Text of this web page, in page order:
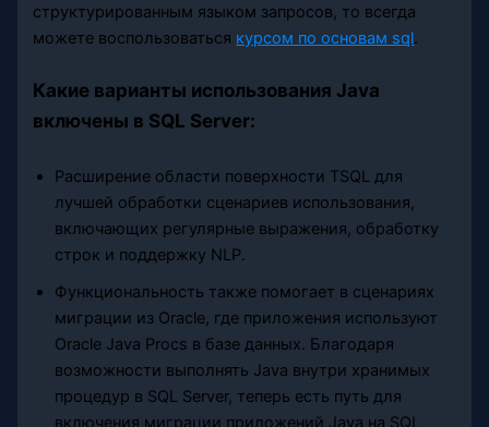
структурированным языком запросов, то всегда
можете воспользоваться курсом по основам sql.
Какие варианты использования Java
включены в SQL Server:
Расширение области поверхности TSQL для
лучшей обработки сценариев использования,
включающих регулярные выражения, обработку
строк и поддержку NLP.
Функциональность также помогает в сценариях
миграции из Oracle, где приложения используют
Oracle Java Procs в базе данных. Благодаря
возможности выполнять Java внутри хранимых
процедур в SQL Server, теперь есть путь для
включения миграции приложений Java на SQL